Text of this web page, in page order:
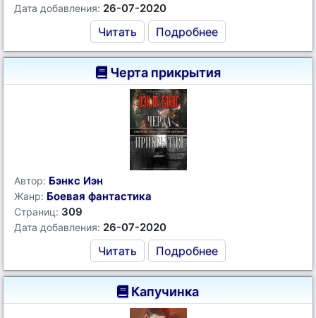
Дата добавления: 26-07-2020
Читать Подробнее
Черта прикрытия
Автор: Бэнкс Иэн
Жанр: Боевая фантастика
Страниц: 309
Дата добавления: 26-07-2020
Читать Подробнее
Капучинка